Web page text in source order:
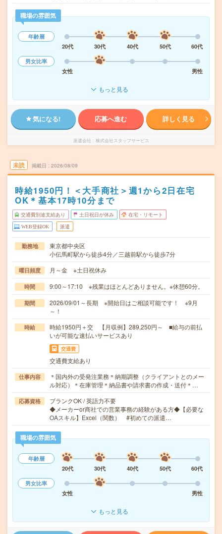
職場の雰囲気
年齢層
20代
30代 40代 50代
60代
男女比率
女性
男性
もっと見る
気になる! 応募へ進む 詳しく見る
派遣会社 株式会社スタッフサービス
未読 掲載日 2026/08/09
時給1950円！＜大手商社＞週1から2日在宅
OK＊基本17時10分まで
交通費別途支給あり 土日祝日が休み 在宅・リモート
WEB登録OK 派遣
勤務地
東京都中央区
小伝馬町駅から徒歩4分／三越前駅から徒歩7分
曜日頻度 月～金 ※土日祝休み
時間 9:00～17:10 ※残業はほとんどありません。※休憩60分。
期間
2026/09/01～長期 ※開始日はご相談可能です！ ※9月
～！
時給
時給1950円＋交 【月収例】289,250円～ ■給与の前払
いが可能な速払いサービスあり
交通費
交通費支給あり
仕事内容
＊国内外の受発注業務＊納期調整（クライアントとのメー
ル対応）＊在庫管理＊納品書や請求書の作成・送付＊…
応募資格
ブランクOK / 英語力不要
◆メーカーor商社での営業事務の経験がある方◆【必要な
OAスキル】Excel（関数） #初めての派遣…
職場の雰囲気
年齢層
20代
30代 40代 50代
60代
男女比率
女性
男性
もっと見る